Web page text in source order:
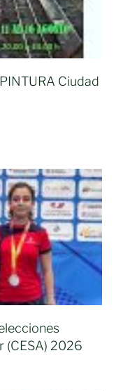
Ciudad
(CESA) 2026